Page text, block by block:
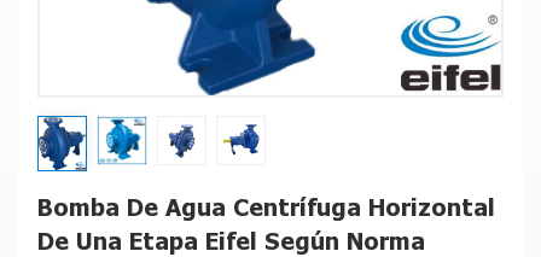
Bomba De Agua Centrífuga Horizontal
De Una Etapa Eifel Según Norma